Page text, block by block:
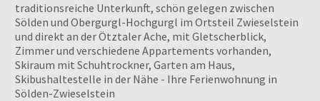
traditionsreiche Unterkunft, schön gelegen zwischen
Sölden und Obergurgl-Hochgurgl im Ortsteil Zwieselstein
und direkt an der Ötztaler Ache, mit Gletscherblick,
Zimmer und verschiedene Appartements vorhanden,
Skiraum mit Schuhtrockner, Garten am Haus,
Skibushaltestelle in der Nähe - Ihre Ferienwohnung in
Sölden-Zwieselstein